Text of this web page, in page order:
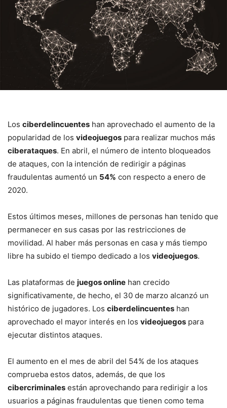
Los ciberdelincuentes han aprovechado el aumento de la
popularidad de los videojuegos para realizar muchos más
ciberataques. En abril, el número de intento bloqueados
de ataques, con la intención de redirigir a páginas
fraudulentas aumentó un 54% con respecto a enero de
2020.
Estos últimos meses, millones de personas han tenido que
permanecer en sus casas por las restricciones de
movilidad. Al haber más personas en casa y más tiempo
libre ha subido el tiempo dedicado a los videojuegos.
Las plataformas de juegos online han crecido
significativamente, de hecho, el 30 de marzo alcanzó un
histórico de jugadores. Los ciberdelincuentes han
aprovechado el mayor interés en los videojuegos para
ejecutar distintos ataques.
El aumento en el mes de abril del 54% de los ataques
comprueba estos datos, además, de que los
cibercriminales están aprovechando para redirigir a los
usuarios a páginas fraudulentas que tienen como tema